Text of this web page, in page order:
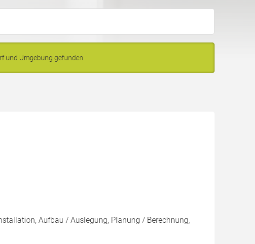
und Umgebung gefunden
Aufbau / Auslegung, Planung / Berechnung,